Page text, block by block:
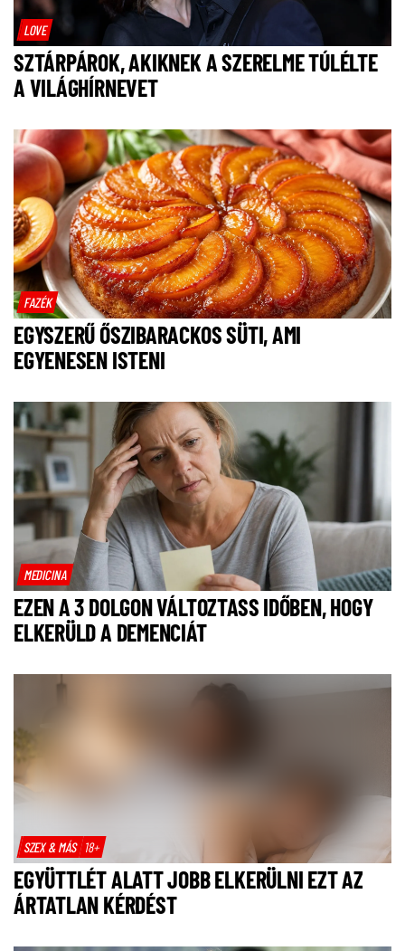
LOVE
SZTÁRPÁROK, AKIKNEK A SZERELME TÚLÉLTE
A VILÁGHÍRNEVET
FAZÉK
EGYSZERŰ ŐSZIBARACKOS SÜTI, AMI
EGYENESEN ISTENI
MEDICINA
EZEN A 3 DOLGON VÁLTOZTASS IDŐBEN, HOGY
ELKERÜLD A DEMENCIÁT
SZEX & MÁS 18+
EGYÜTTLÉT ALATT JOBB ELKERÜLNI EZT AZ
ÁRTATLAN KÉRDÉST